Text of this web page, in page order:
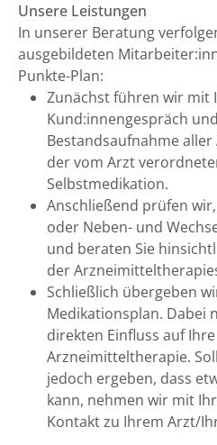
Unsere Leistungen
In unserer Beratung
ausgebildeten
Punkte-Plan:
Zunächst führen wir mit
Kund:innengespräch
Bestandsaufnahme
der vom Arzt
Selbstmedikation.
Anschließend prüfen
oder Neben- und
und beraten Sie
der
Schließlich übergeben
Medikationsplan. Dabei
direkten Einfluss auf
Arzneimitteltherapie.
jedoch ergeben, dass
kann, nehmen wir mit
Kontakt zu Ihrem Arzt/